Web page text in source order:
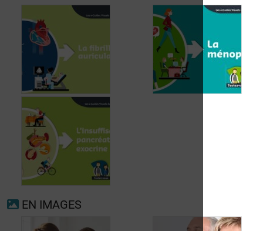
Fibrillation
auriculaire
EN IMAGES